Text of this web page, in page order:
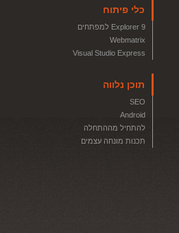
כלי פיתוח
Explorer 9 למפתחים
Webmatrix
Visual Studio Express
תוכן נלווה
SEO
Android
להתחיל מההתחלה
תכנות מונחה עצמים